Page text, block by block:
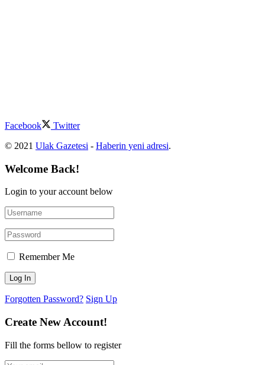
Facebook
Twitter
© 2021 Ulak Gazetesi - Haberin yeni adresi.
Welcome Back!
Login to your account below
Remember Me
Forgotten Password? Sign Up
Create New Account!
Fill the forms bellow to register